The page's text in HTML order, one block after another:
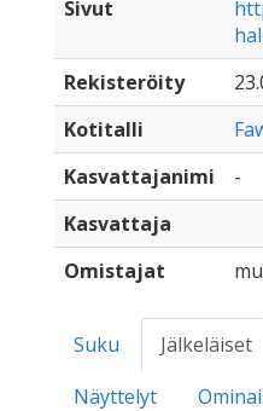
Sivut
Rekisteröity
Kotitalli
Kasvattajanimi
-
Kasvattaja
Omistajat
Suku Jälkeläiset
Näyttelyt